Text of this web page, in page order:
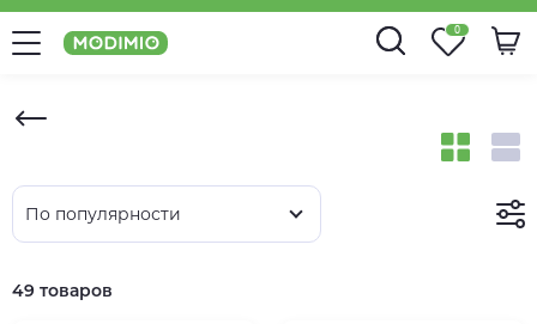
0
49 товаров
По популярности